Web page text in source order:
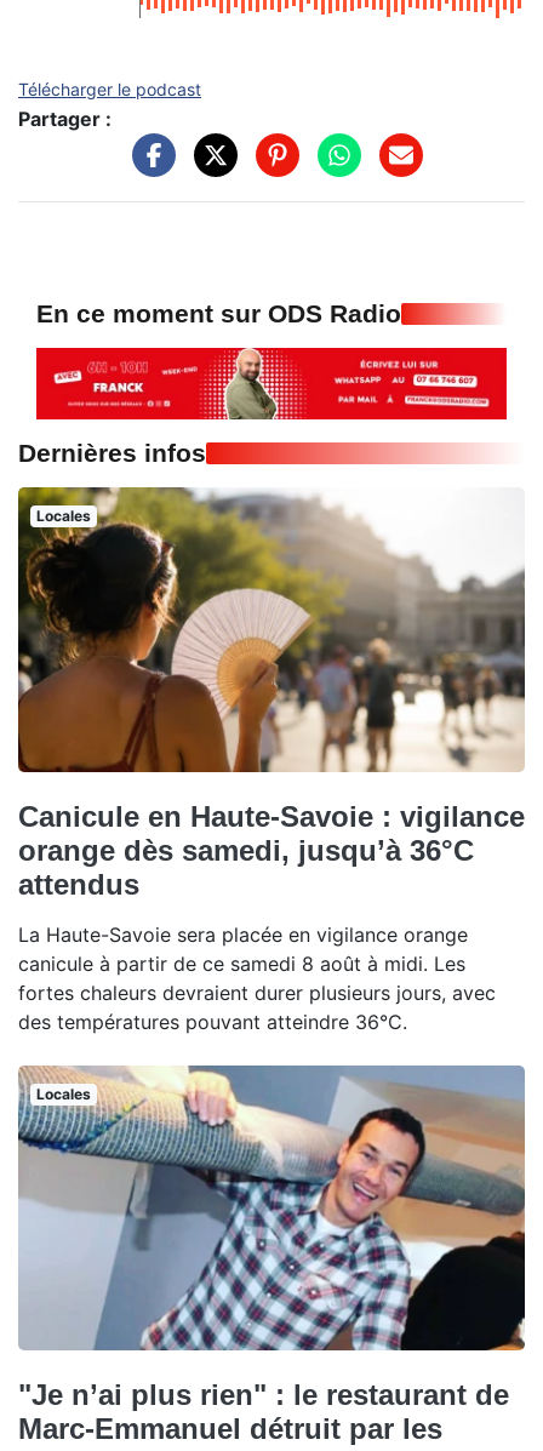
Télécharger le podcast
Partager :
En ce moment sur ODS Radio
Dernières infos
Locales
Canicule en Haute-Savoie : vigilance
orange dès samedi, jusqu’à 36°C
attendus
La Haute-Savoie sera placée en vigilance orange
canicule à partir de ce samedi 8 août à midi. Les
fortes chaleurs devraient durer plusieurs jours, avec
des températures pouvant atteindre 36°C.
Locales
"Je n’ai plus rien" : le restaurant de
Marc-Emmanuel détruit par les